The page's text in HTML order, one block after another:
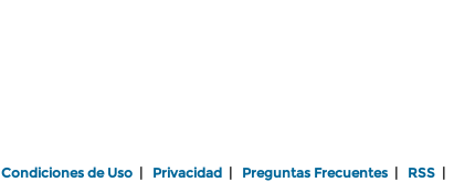
Condiciones de Uso Privacidad Preguntas Frecuentes RSS